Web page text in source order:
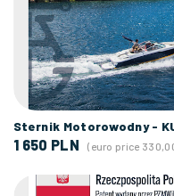
Sternik Motorowodny -
1 650 PLN (euro price